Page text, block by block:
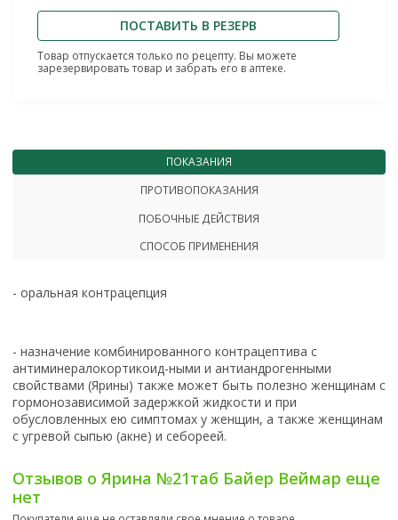
ПОСТАВИТЬ В РЕЗЕРВ
Товар отпускается только по рецепту. Вы можете
зарезервировать товар и забрать его в аптеке.
ПОКАЗАНИЯ
ПРОТИВОПОКАЗАНИЯ
ПОБОЧНЫЕ ДЕЙСТВИЯ
СПОСОБ ПРИМЕНЕНИЯ
- оральная контрацепция
- назначение комбинированного контрацептива с
антиминералокортикоид-ными и антиандрогенными
свойствами (Ярины) также может быть полезно женщинам с
гормонозависимой задержкой жидкости и при
обусловленных ею симптомах у женщин, а также женщинам
с угревой сыпью (акне) и себореей.
Отзывов о Ярина №21таб Байер Веймар еще
нет